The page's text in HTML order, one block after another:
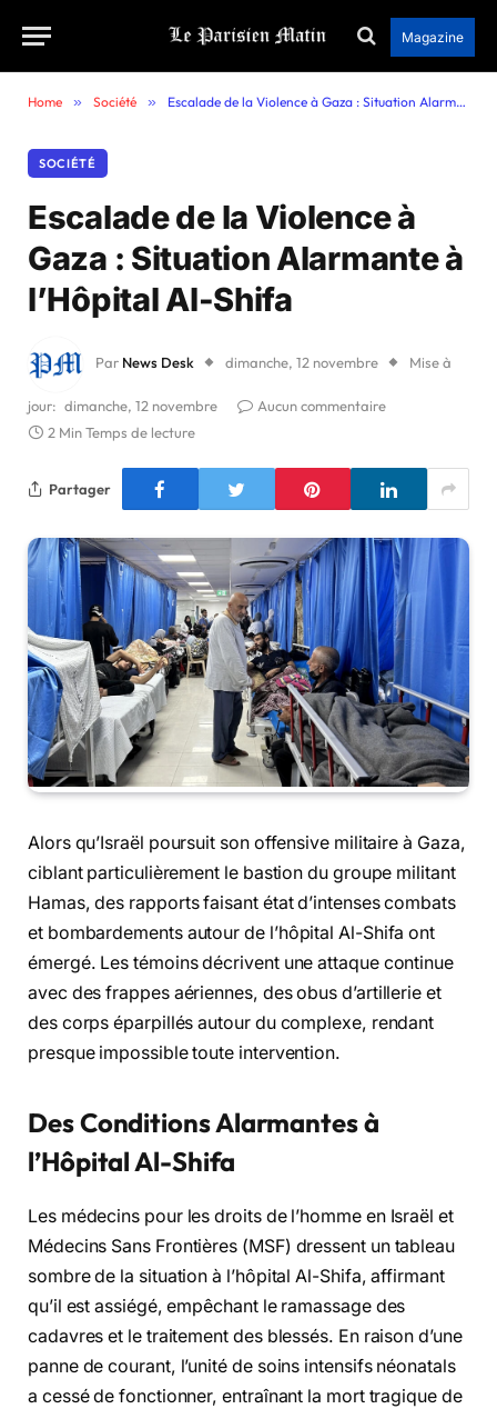
Magazine
Home » Société » Escalade de la Violence à Gaza : Situation Alarmante à l’Hôpital Al-Shifa
SOCIÉTÉ
Escalade de la Violence à
Gaza : Situation Alarmante à
l’Hôpital Al-Shifa
Par News Desk dimanche, 12 novembre Mise à
jour: dimanche, 12 novembre
Aucun commentaire
2 Min Temps de lecture
Partager
Alors qu’Israël poursuit son offensive militaire à Gaza,
ciblant particulièrement le bastion du groupe militant
Hamas, des rapports faisant état d’intenses combats
et bombardements autour de l’hôpital Al-Shifa ont
émergé. Les témoins décrivent une attaque continue
avec des frappes aériennes, des obus d’artillerie et
des corps éparpillés autour du complexe, rendant
presque impossible toute intervention.
Des Conditions Alarmantes à
l’Hôpital Al-Shifa
Les médecins pour les droits de l’homme en Israël et
Médecins Sans Frontières (MSF) dressent un tableau
sombre de la situation à l’hôpital Al-Shifa, affirmant
qu’il est assiégé, empêchant le ramassage des
cadavres et le traitement des blessés. En raison d’une
panne de courant, l’unité de soins intensifs néonatals
a cessé de fonctionner, entraînant la mort tragique de